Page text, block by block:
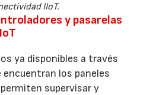
IIoT.
y pasarelas
ya disponibles a través
encuentran los paneles
permiten supervisar y